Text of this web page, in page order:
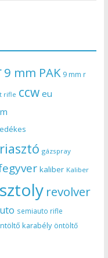
9 mm PAK 9 mm r
rifle ccw eu
gázspray
kaliber Kaliber
revolver
semiauto rifle
karabély öntöltő